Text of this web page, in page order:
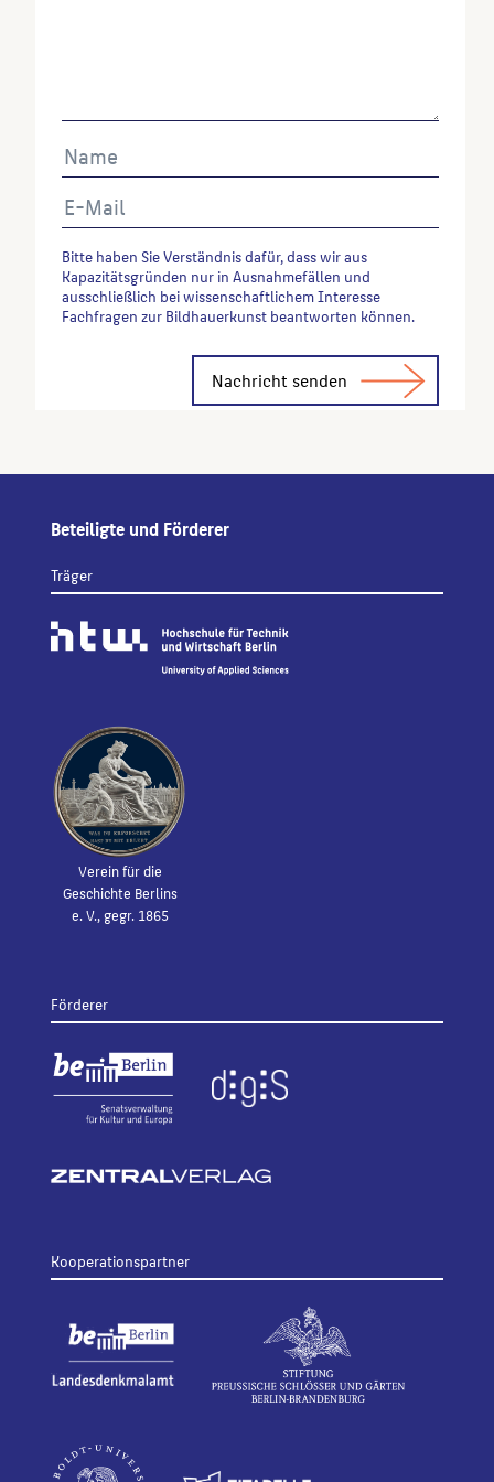
Bitte haben Sie Verständnis dafür, dass wir aus
Kapazitätsgründen nur in Ausnahmefällen und
ausschließlich bei wissenschaftlichem Interesse
Fachfragen zur Bildhauerkunst beantworten können.
Beteiligte und Förderer
Träger
Verein für die
Geschichte Berlins
e. V., gegr. 1865
Förderer
Kooperationspartner